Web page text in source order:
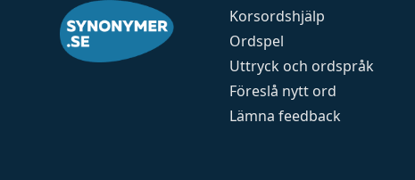
Korsordshjälp
Ordspel
Uttryck och ordspråk
Föreslå nytt ord
Lämna feedback